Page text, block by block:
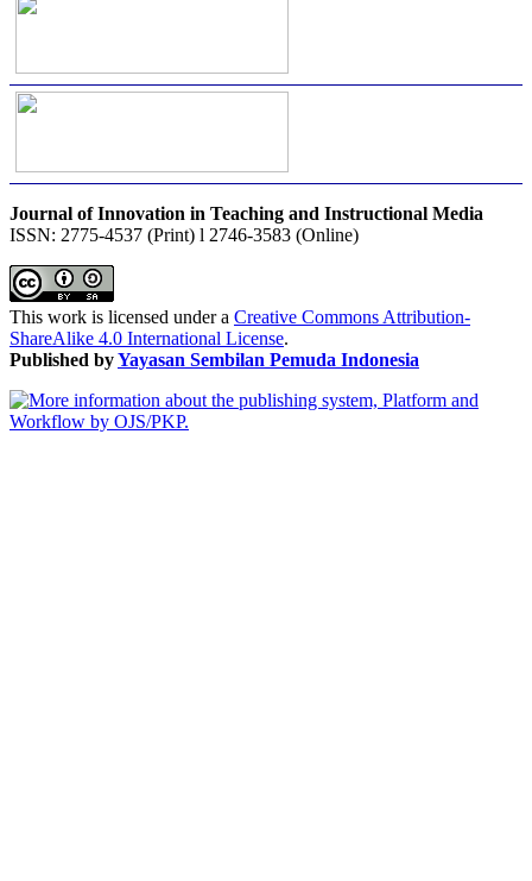
Journal of Innovation in Teaching and Instructional Media
ISSN: 2775-4537 (Print) l 2746-3583 (Online)
This work is licensed under a Creative Commons Attribution-
ShareAlike 4.0 International License.
Published byYayasan Sembilan Pemuda Indonesia